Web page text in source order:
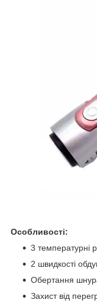
Особливості:
3 температурні
2 швидкості
Обертання
Захист від